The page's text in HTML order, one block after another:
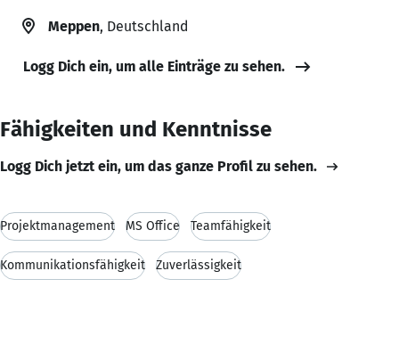
Meppen, Deutschland
Logg Dich ein, um alle Einträge zu sehen.
Fähigkeiten und Kenntnisse
Logg Dich jetzt ein, um das ganze Profil zu sehen.
Projektmanagement MS Office Teamfähigkeit
Kommunikationsfähigkeit Zuverlässigkeit